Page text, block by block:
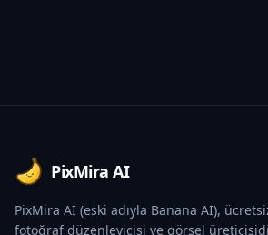
PixMira AI
PixMira AI (eski adıyla Banana AI),
fotoğraf düzenleyicisi ve görsel